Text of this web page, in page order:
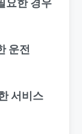
요한 경우
운전
서비스